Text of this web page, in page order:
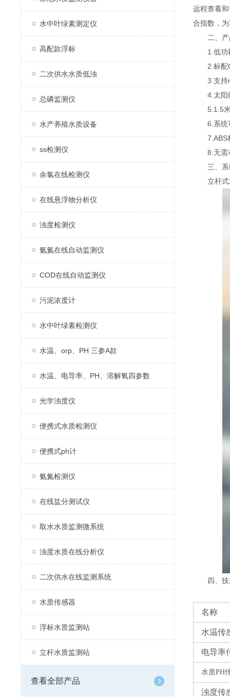
水中叶绿素测定仪
高配款浮标
二次供水水质低浊
总磷监测仪
水产养殖水质设备
ss检测仪
余氯在线检测仪
在线悬浮物分析仪
浊度检测仪
氨氮在线自动监测仪
COD在线自动监测仪
污泥浓度计
水中叶绿素检测仪
水温、orp、PH 三参A款
水温、电导率、PH、溶解氧四参数
光学浊度仪
便携式水质检测仪
便携式ph计
氨氮检测仪
在线盐分测试仪
取水水质监测微系统
浊度水质在线分析仪
二次供水在线监测系统
水质传感器
浮标水质监测站
立杆水质监测站
查看全部产品
远程查看
合指数，
二、产
1.低功耗
2.标配
3.支持
4.太阳能
5.1.5米
6.系统可
7.ABS材
8.无需布
三、系
立杆式水
四、技
名称
水温传
电导率
水质PH
浊度传